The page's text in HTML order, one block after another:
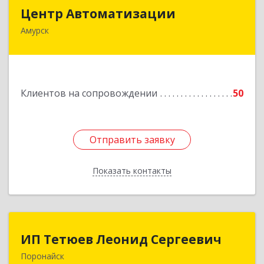
Центр Автоматизации
Амурск
Клиентов на сопровождении 50
Отправить заявку
Показать контакты
682640, Хабаровский край, Амурск г, Мира пр-
Отправить заявку
Назад
ИП Тетюев Леонид Сергеевич
Поронайск
694242, Сахалинская обл, Поронайск г, Фрунзе